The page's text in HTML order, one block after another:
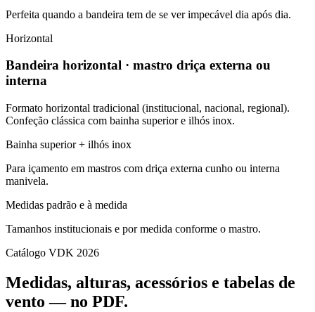
Perfeita quando a bandeira tem de se ver impecável dia após dia.
Horizontal
Bandeira horizontal · mastro driça externa ou
interna
Formato horizontal tradicional (institucional, nacional, regional).
Confeção clássica com bainha superior e ilhós inox.
Bainha superior + ilhós inox
Para içamento em mastros com driça externa cunho ou interna
manivela.
Medidas padrão e à medida
Tamanhos institucionais e por medida conforme o mastro.
Catálogo VDK 2026
Medidas, alturas, acessórios e tabelas de
vento — no PDF.